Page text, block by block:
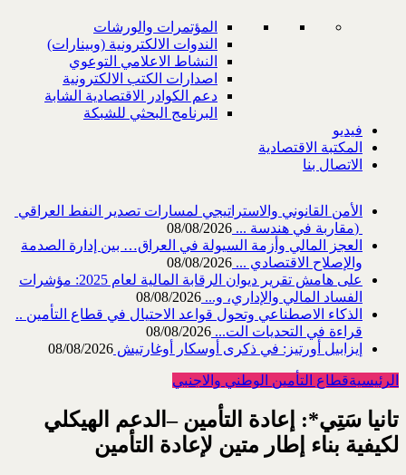
المؤتمرات والورشات
الندوات الالكترونية (وبينارات)
النشاط الاعلامي التوعوي
اصدارات الكتب الالكترونية
دعم الكوادر الاقتصادية الشابة
البرنامج البحثي للشبكة
فيديو
المكتبة الاقتصادية
الاتصال بنا
‎) ‎مقاربة في هندسة ...
08/08/2026
العجز المالي وأزمة السيولة في العراق… بين إدارة الصدمة
والإصلاح الاقتصادي ... 08/08/2026
على هامش تقرير ديوان الرقابة المالية لعام 2025: مؤشرات
الفساد المالي والإداري، و... 08/08/2026
الذكاء الاصطناعي وتحول قواعد الاحتيال في قطاع ‏التأمين ..
قراءة في التحديات الت... 08/08/2026
إيزابيل أورتيز: في ذكرى ‏أوسكار أوغارتيش 08/08/2026
الرئيسيةقطاع التأمين الوطني والاجنبي
تانيا سَتِي*: إعادة التأمين –الدعم الهيكلي
لكيفية بناء إطار متين لإعادة التأمين